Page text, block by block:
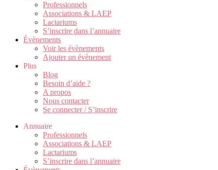
Professionnels
Associations & LAEP
Lactariums
S’inscrire dans l’annuaire
Évènements
Voir les évènements
Ajouter un évènement
Plus
Blog
Besoin d’aide ?
A propos
Nous contacter
Se connecter / S’inscrire
Annuaire
Professionnels
Associations & LAEP
Lactariums
S’inscrire dans l’annuaire